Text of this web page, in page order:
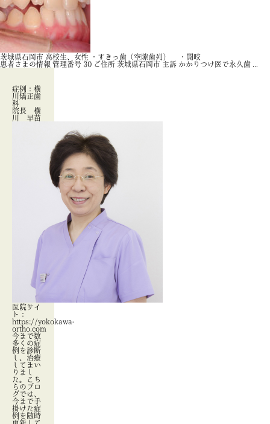
茨城県石岡市 高校生、女性 ・すきっ歯（空隙歯列） ・開咬
患者さまの情報 管理番号 30 ご住所 茨城県石岡市 主訴 かかりつけ医で永久歯 ...
症例：横
川矯正歯
科
院長 横
川 早苗
医院サイ
ト：
https://yokokawa-
ortho.com
今まで数
多くの症
例を診断
し、治療
してまい
りまし
た。こち
らのブロ
グでは、
今まで手
掛けた症
例を随時